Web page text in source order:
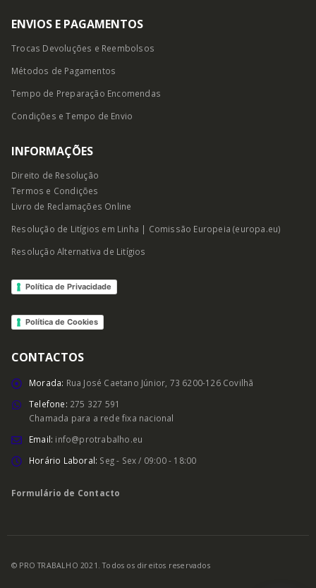
ENVIOS E PAGAMENTOS
Trocas Devoluções e Reembolsos
Métodos de Pagamentos
Tempo de Preparação Encomendas
Condições e Tempo de Envio
INFORMAÇÕES
Direito de Resolução
Termos e Condições
Livro de Reclamações Online
Resolução de Litígios em Linha | Comissão Europeia (europa.eu)
Resolução Alternativa de Litígios
Política de Privacidade
Política de Cookies
CONTACTOS
Morada: Rua José Caetano Júnior, 73 6200-126 Covilhã
Telefone: 275 327 591
Chamada para a rede fixa nacional
Email: info@protrabalho.eu
Horário Laboral: Seg - Sex / 09:00 - 18:00
Formulário de Contacto
© PRO TRABALHO 2021. Todos os direitos reservados